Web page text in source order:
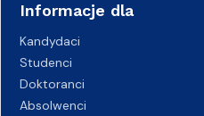
Informacje dla
Kandydaci
Studenci
Doktoranci
Absolwenci